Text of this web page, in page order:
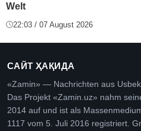
Welt
22:03 / 07 August 2026
САЙТ ҲАҚИДА
«Zamin» — Nachrichten aus
Das Projekt «Zamin.uz» nahm
2014 auf und ist als
1117 vom 5. Juli 2016 registriert.